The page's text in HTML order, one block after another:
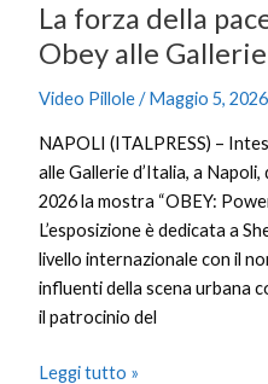
La forza della
Obey alle
Video Pillole/Maggio 5, 2026
NAPOLI (ITALPRESS) –
alle Gallerie d’Italia, a
2026 la mostra “OBEY:
L’esposizione è dedicata a
livello internazionale con il
influenti della scena urbana
il patrocinio del
d’Italia
a
Leggi tutto »